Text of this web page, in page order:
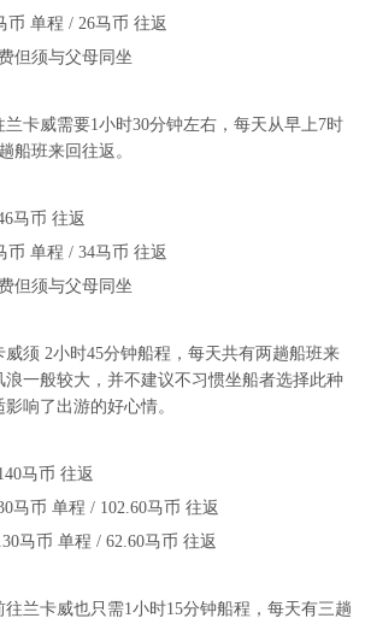
币 单程 / 26马币 往返
但须与父母同坐
卡威需要1小时30分钟左右，每天从早上7时
船班来回往返。
马币 往返
币 单程 / 34马币 往返
但须与父母同坐
须 2小时45分钟船程，每天共有两趟船班来
浪一般较大，并不建议不习惯坐船者选择此种
响了出游的好心情。
马币 往返
马币 单程 / 102.60马币 往返
马币 单程 / 62.60马币 往返
兰卡威也只需1小时15分钟船程，每天有三趟